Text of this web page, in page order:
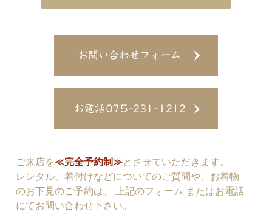
ご来店を≪完全予約制≫とさせていただきます。
レンタル、着付けなどについてのご質問や、お着物
のお下見のご予約は、 上記のフォーム またはお電話
にてお問い合わせ下さい。